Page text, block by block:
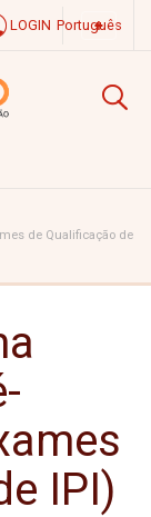
LOGIN Português
de Qualificação de
IPI)